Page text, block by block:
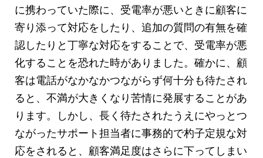
に携わっていた際に、受電率が悪いときに顧客に
寄り添って対応をしたり、追加の質問の有無を確
認したりと丁寧な対応をすることで、受電率が悪
化することを恐れた時がありました。確かに、顧
客は電話がなかなかつながらず何十分も待たされ
ると、不満が大きくなり苦情に発展することがあ
ります。しかし、長く待たされたうえにやっとつ
ながったサポート担当者に事務的で杓子定規な対
応をされると、顧客満足度はさらに下ってしまい